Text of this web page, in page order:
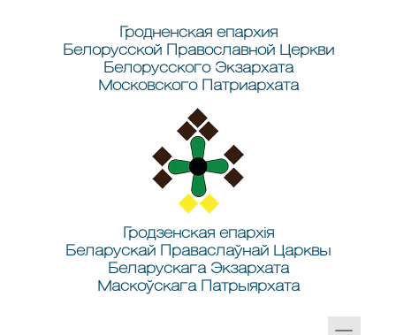
Гродненская епархия
Белорусской Православной Церкви
Белорусского Экзархата
Московского Патриархата
Гродзенская епархія
Беларускай Праваслаўнай Царквы
Беларускага Экзархата
Маскоўскага Патрыярхата